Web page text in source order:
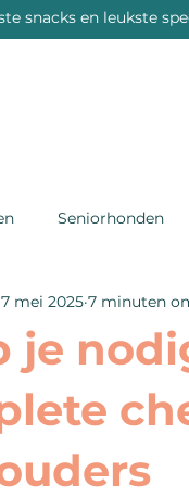
snacks en leukste
Seniorhonden
je
7 mei 2025 7 minuten